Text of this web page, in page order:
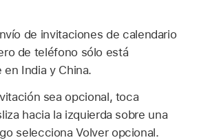
de invitaciones de calendario
de teléfono sólo está
en India y China.
sea opcional, toca
hacia la izquierda sobre una
selecciona Volver opcional.